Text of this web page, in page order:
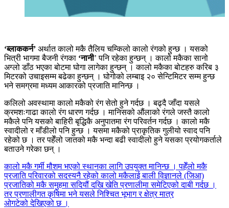
‘ब्लाककर्न’ अर्थात कालो मकै तैलिय चम्किलो कालो रंगको हुन्छ । यसको
भित्री भागमा बैजनी रंगका ‘नानी’ पनि रहेका हुन्छन् । कालो मकैका सानो
अग्लो डाँठ भएका बोटमा घोगा लागेका हुन्छन् । कालो मकैका बोटहरु करिब ३
मिटरको उचाइसम्म बढेका हुन्छन् । घोगोको लम्बाइ २० सेन्टिमिटर सम्म हुन्छ
भने समग्रमा मध्यम आकारको प्रजाति मानिन्छ ।
कलिलो अवस्थामा कालो मकैको रंग सेतो हुने गर्दछ । बढ्दै जाँदा यसले
क्रमशःगाढा कालो रंग धारण गर्दछ । मानिसको औंलाको रंगले जस्तै कालो
मकैले पनि यसको बाहिरी बृद्धिकै अनुपातमा रंग परिवर्तन गर्दछ । कालो मकै
स्वादीलो र माँडीलो पनि हुन्छ । यसमा मकैको प्राकृतिक गुलीयो स्वाद पनि
रहेको छ । तर पहेँलो जातको मकै भन्दा बढी स्वादीलो हुने यसका प्रयोगकर्ताले
बताउने गरेका छन् ।
कालो मकै गर्मी मौशम भएको स्थानका लागि उपयुक्त मानिन्छ । पहेँलो मकै
प्रजाति परिवारको सदस्यनै रहेको कालो मकैलाई बाली विज्ञानले (जिआ)
प्रजातिको मकै समुहमा सदियौं दखि खेति प्रणालीमा समेटिएको दाबी गर्दछ ।
तर प्रणालीगत कृषिमा भने यसले निश्चित भूभाग र क्षेत्र मात्र
ओगटेको देखिएको छ ।